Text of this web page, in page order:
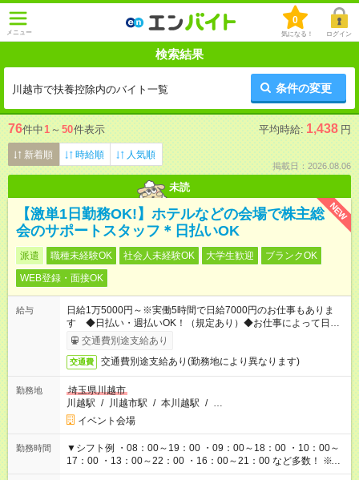
メニュー
0
気になる！ ログイン
検索結果
川越市で扶養控除内のバイト一覧 条件の変更
76件中1 ～ 50件表示 平均時給: 1,438 円
新着順 時給順 人気順
掲載日：2026.08.06
未読
NEW
【激単1日勤務OK!】ホテルなどの会場で株主総
会のサポートスタッフ＊日払いOK
派遣 職種未経験OK 社会人未経験OK 大学生歓迎
ブランクOK
WEB登録・面接OK
給与
日給1万5000円～※実働5時間で日給7000円のお仕事もありま
す ◆日払い・週払いOK！（規定あり）◆お仕事によって日給も
異なります
交通費別途支給あり
交通費 交通費別途支給あり(勤務地により異なります)
勤務地
埼玉県川越市
川越駅 / 川越市駅 / 本川越駅 / …
イベント会場
勤務時間
▼シフト例 ・08：00～19：00 ・09：00～18：00 ・10：00～
17：00 ・13：00～22：00 ・16：00～21：00 など多数！ ※お
仕事により勤務時間が異なります